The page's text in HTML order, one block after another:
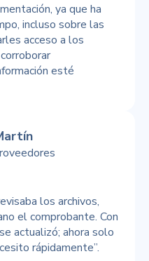
ya que ha
incluso sobre las
acceso a los
esté
los archivos,
el comprobante. Con
actualizó; ahora solo
rápidamente”.